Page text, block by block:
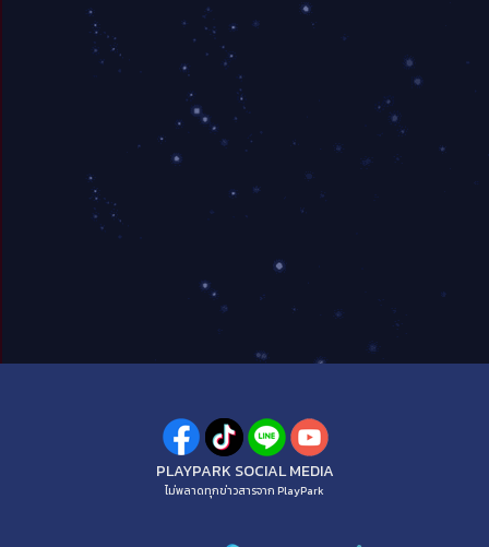
PLAYPARK SOCIAL MEDIA
ไม่พลาดทุกข่าวสารจาก PlayPark